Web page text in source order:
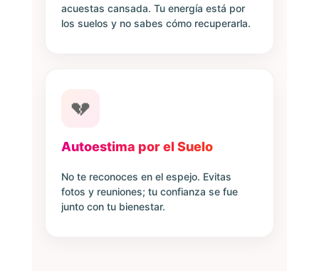
acuestas cansada. Tu energía está por
los suelos y no sabes cómo recuperarla.
💔
Autoestima por el Suelo
No te reconoces en el espejo. Evitas
fotos y reuniones; tu confianza se fue
junto con tu bienestar.